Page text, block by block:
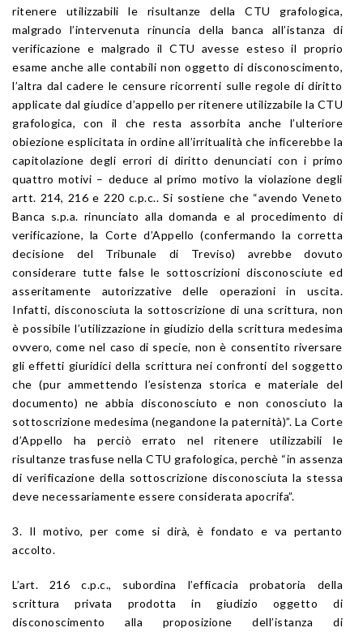
ritenere utilizzabili le risultanze della CTU grafologica,
malgrado l’intervenuta rinuncia della banca all’istanza di
verificazione e malgrado il CTU avesse esteso il proprio
esame anche alle contabili non oggetto di disconoscimento,
l’altra dal cadere le censure ricorrenti sulle regole di diritto
applicate dal giudice d’appello per ritenere utilizzabile la CTU
grafologica, con il che resta assorbita anche l’ulteriore
obiezione esplicitata in ordine all’irritualità che inficerebbe la
capitolazione degli errori di diritto denunciati con i primo
quattro motivi – deduce al primo motivo la violazione degli
artt. 214, 216 e 220 c.p.c.. Si sostiene che “avendo Veneto
Banca s.p.a. rinunciato alla domanda e al procedimento di
verificazione, la Corte d’Appello (confermando la corretta
decisione del Tribunale di Treviso) avrebbe dovuto
considerare tutte false le sottoscrizioni disconosciute ed
asseritamente autorizzative delle operazioni in uscita.
Infatti, disconosciuta la sottoscrizione di una scrittura, non
è possibile l’utilizzazione in giudizio della scrittura medesima
ovvero, come nel caso di specie, non è consentito riversare
gli effetti giuridici della scrittura nei confronti del soggetto
che (pur ammettendo l’esistenza storica e materiale del
documento) ne abbia disconosciuto e non conosciuto la
sottoscrizione medesima (negandone la paternità)”. La Corte
d’Appello ha perciò errato nel ritenere utilizzabili le
risultanze trasfuse nella CTU grafologica, perchè “in assenza
di verificazione della sottoscrizione disconosciuta la stessa
deve necessariamente essere considerata apocrifa”.
3. Il motivo, per come si dirà, è fondato e va pertanto
accolto.
L’art. 216 c.p.c., subordina l’efficacia probatoria della
scrittura privata prodotta in giudizio oggetto di
disconoscimento alla proposizione dell’istanza di